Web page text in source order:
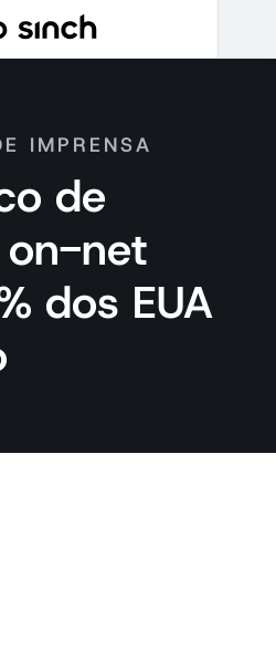
IMPRENSA
de
net
dos EUA